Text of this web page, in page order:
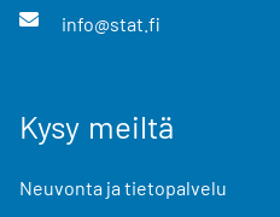
info@stat.fi
Kysy meiltä
Neuvonta ja tietopalvelu